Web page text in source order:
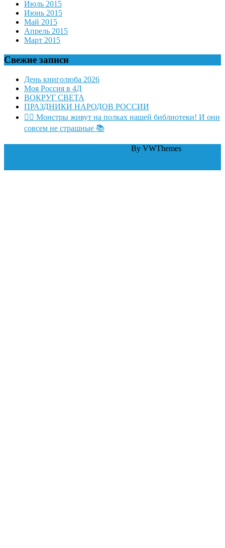
Июль 2015
Июнь 2015
Май 2015
Апрель 2015
Март 2015
Свежие записи
День книголюба 2026
Моя Россия в 4Д
ВОКРУГ СВЕТА
ПРАЗДНИКИ НАРОДОВ РОССИИ
🧛‍♂ Монстры живут на полках нашей библиотеки! И они
совсем не страшные 📚
By VWThemes